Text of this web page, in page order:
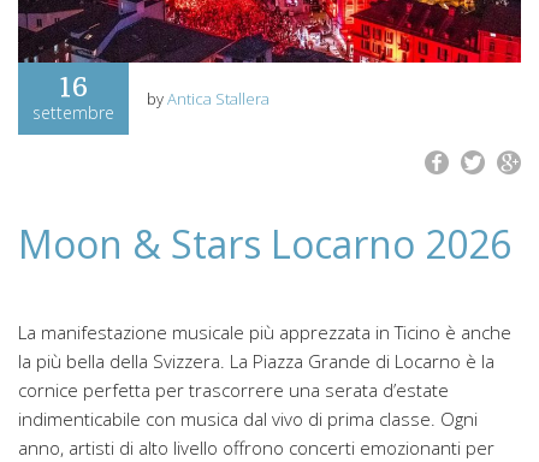
16
settembre
byAntica Stallera
Moon & Stars Locarno 2026
La manifestazione musicale più apprezzata in Ticino è anche
la più bella della Svizzera. La Piazza Grande di Locarno è la
cornice perfetta per trascorrere una serata d’estate
indimenticabile con musica dal vivo di prima classe. Ogni
anno, artisti di alto livello offrono concerti emozionanti per